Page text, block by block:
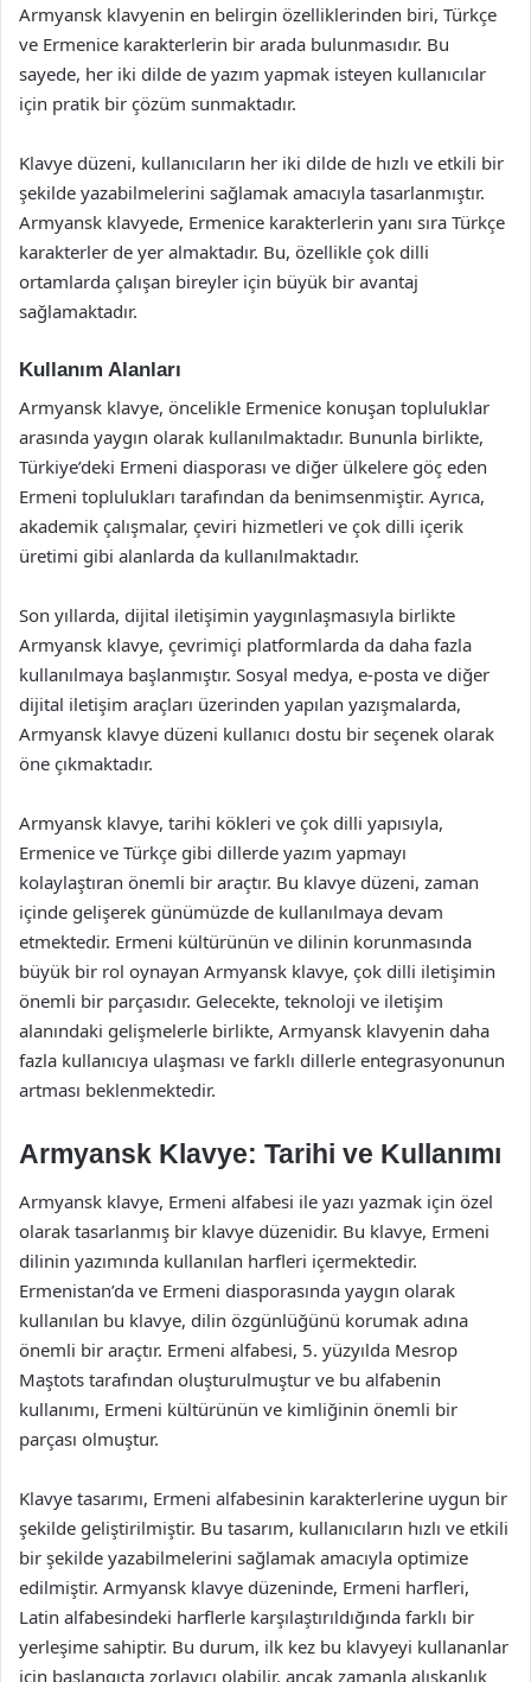
Armyansk klavyenin en belirgin özelliklerinden biri, Türkçe
ve Ermenice karakterlerin bir arada bulunmasıdır. Bu
sayede, her iki dilde de yazım yapmak isteyen kullanıcılar
için pratik bir çözüm sunmaktadır.
Klavye düzeni, kullanıcıların her iki dilde de hızlı ve etkili bir
şekilde yazabilmelerini sağlamak amacıyla tasarlanmıştır.
Armyansk klavyede, Ermenice karakterlerin yanı sıra Türkçe
karakterler de yer almaktadır. Bu, özellikle çok dilli
ortamlarda çalışan bireyler için büyük bir avantaj
sağlamaktadır.
Kullanım Alanları
Armyansk klavye, öncelikle Ermenice konuşan topluluklar
arasında yaygın olarak kullanılmaktadır. Bununla birlikte,
Türkiye’deki Ermeni diasporası ve diğer ülkelere göç eden
Ermeni toplulukları tarafından da benimsenmiştir. Ayrıca,
akademik çalışmalar, çeviri hizmetleri ve çok dilli içerik
üretimi gibi alanlarda da kullanılmaktadır.
Son yıllarda, dijital iletişimin yaygınlaşmasıyla birlikte
Armyansk klavye, çevrimiçi platformlarda da daha fazla
kullanılmaya başlanmıştır. Sosyal medya, e-posta ve diğer
dijital iletişim araçları üzerinden yapılan yazışmalarda,
Armyansk klavye düzeni kullanıcı dostu bir seçenek olarak
öne çıkmaktadır.
Armyansk klavye, tarihi kökleri ve çok dilli yapısıyla,
Ermenice ve Türkçe gibi dillerde yazım yapmayı
kolaylaştıran önemli bir araçtır. Bu klavye düzeni, zaman
içinde gelişerek günümüzde de kullanılmaya devam
etmektedir. Ermeni kültürünün ve dilinin korunmasında
büyük bir rol oynayan Armyansk klavye, çok dilli iletişimin
önemli bir parçasıdır. Gelecekte, teknoloji ve iletişim
alanındaki gelişmelerle birlikte, Armyansk klavyenin daha
fazla kullanıcıya ulaşması ve farklı dillerle entegrasyonunun
artması beklenmektedir.
Armyansk Klavye: Tarihi ve Kullanımı
Armyansk klavye, Ermeni alfabesi ile yazı yazmak için özel
olarak tasarlanmış bir klavye düzenidir. Bu klavye, Ermeni
dilinin yazımında kullanılan harfleri içermektedir.
Ermenistan’da ve Ermeni diasporasında yaygın olarak
kullanılan bu klavye, dilin özgünlüğünü korumak adına
önemli bir araçtır. Ermeni alfabesi, 5. yüzyılda Mesrop
Maştots tarafından oluşturulmuştur ve bu alfabenin
kullanımı, Ermeni kültürünün ve kimliğinin önemli bir
parçası olmuştur.
Klavye tasarımı, Ermeni alfabesinin karakterlerine uygun bir
şekilde geliştirilmiştir. Bu tasarım, kullanıcıların hızlı ve etkili
bir şekilde yazabilmelerini sağlamak amacıyla optimize
edilmiştir. Armyansk klavye düzeninde, Ermeni harfleri,
Latin alfabesindeki harflerle karşılaştırıldığında farklı bir
yerleşime sahiptir. Bu durum, ilk kez bu klavyeyi kullananlar
için başlangıçta zorlayıcı olabilir, ancak zamanla alışkanlık